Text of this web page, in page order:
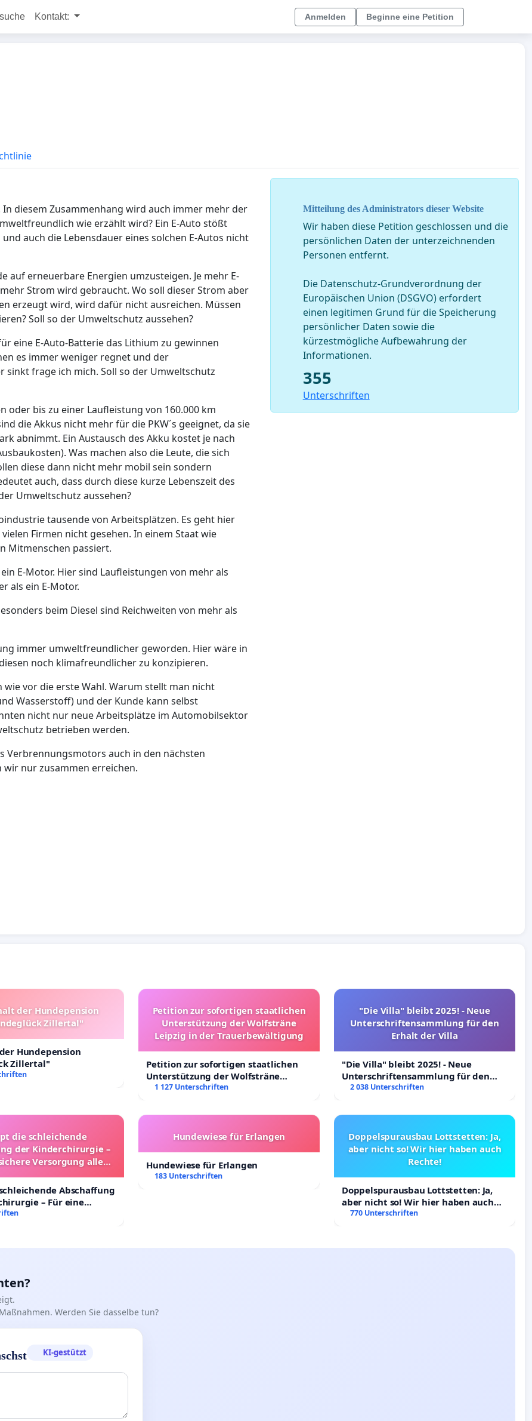
Kontakt: Anmelden Beginne eine Petition
diesem Zusammenhang wird auch immer mehr der
wie erzählt wird? Ein E-Auto stößt
auch die Lebensdauer eines solchen E-Autos nicht
auf erneuerbare Energien umzusteigen. Je mehr E-
Strom wird gebraucht. Wo soll dieser Strom aber
erzeugt wird, wird dafür nicht ausreichen. Müssen
Soll so der Umweltschutz aussehen?
eine E-Auto-Batterie das Lithium zu gewinnen
es immer weniger regnet und der
frage ich mich. Soll so der Umweltschutz
oder bis zu einer Laufleistung von 160.000 km
die Akkus nicht mehr für die PKW´s geeignet, da sie
abnimmt. Ein Austausch des Akku kostet je nach
Was machen also die Leute, die sich
diese dann nicht mehr mobil sein sondern
auch, dass durch diese kurze Lebenszeit des
Umweltschutz aussehen?
tausende von Arbeitsplätzen. Es geht hier
Firmen nicht gesehen. In einem Staat wie
Mitmenschen passiert.
E-Motor. Hier sind Laufleistungen von mehr als
als ein E-Motor.
beim Diesel sind Reichweiten von mehr als
immer umweltfreundlicher geworden. Hier wäre in
noch klimafreundlicher zu konzipieren.
vor die erste Wahl. Warum stellt man nicht
Wasserstoff) und der Kunde kann selbst
nicht nur neue Arbeitsplätze im Automobilsektor
betrieben werden.
Verbrennungsmotors auch in den nächsten
wir nur zusammen erreichen.
Mitteilung des Administrators dieser Website
Wir haben diese Petition geschlossen und die
persönlichen Daten der unterzeichnenden
Personen entfernt.
Die Datenschutz-Grundverordnung der
Europäischen Union (DSGVO) erfordert
einen legitimen Grund für die Speicherung
persönlicher Daten sowie die
kürzestmögliche Aufbewahrung der
Informationen.
355
Unterschriften
der Hundepension
Zillertal"
Hundepension
Zillertal"
Petition zur sofortigen staatlichen
Unterstützung der Wolfsträne
Leipzig in der Trauerbewältigung
Petition zur sofortigen staatlichen
Unterstützung der Wolfsträne
Leipzig in der Trauerbewältigung
1 127 Unterschriften
"Die Villa" bleibt 2025! - Neue
Unterschriftensammlung für den
Erhalt der Villa
"Die Villa" bleibt 2025! - Neue
Unterschriftensammlung für den
Erhalt der Villa
2 038 Unterschriften
die schleichende
der Kinderchirurgie –
Versorgung aller
Abschaffung
– Für eine
aller Kinder in
Hundewiese für Erlangen
Hundewiese für Erlangen
183 Unterschriften
Doppelspurausbau Lottstetten: Ja,
aber nicht so! Wir hier haben auch
Rechte!
Doppelspurausbau Lottstetten: Ja,
aber nicht so! Wir hier haben auch
Rechte!
770 Unterschriften
Werden Sie dasselbe tun?
KI-gestützt